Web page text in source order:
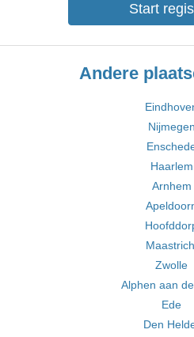
Start
Andere
Nijmegen
Haarlem
Arnhem
Zwolle
Alphen aan
Ede
Den